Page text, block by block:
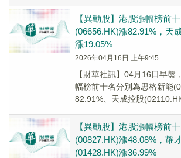
【異動股】港股漲幅榜前
(06656.HK)漲82.91%，天
漲19.05%
2026年04月16日 上午9:45
【財華社訊】04月16日早盤
幅榜前十名分別為思格新能
82.91%、天成控股
【異動股】港股漲幅榜前
(00827.HK)漲48.08%，耀
(01428.HK)漲36.99%